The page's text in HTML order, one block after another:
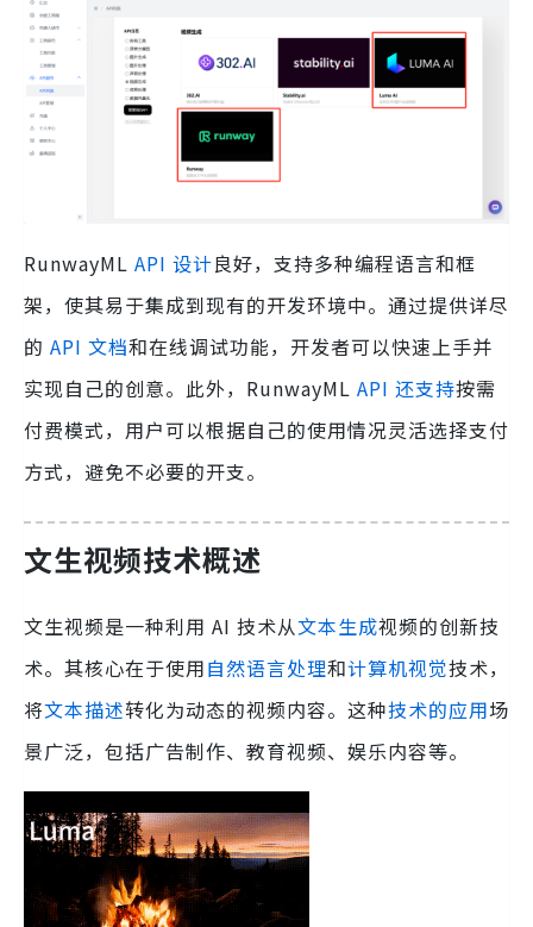
RunwayML API 设计良好，支持多种编程语言和框
架，使其易于集成到现有的开发环境中。通过提供详尽
的 API 文档和在线调试功能，开发者可以快速上手并
实现自己的创意。此外，RunwayML API 还支持按需
付费模式，用户可以根据自己的使用情况灵活选择支付
方式，避免不必要的开支。
文生视频技术概述
文生视频是一种利用 AI 技术从文本生成视频的创新技
术。其核心在于使用自然语言处理和计算机视觉技术，
将文本描述转化为动态的视频内容。这种技术的应用场
景广泛，包括广告制作、教育视频、娱乐内容等。